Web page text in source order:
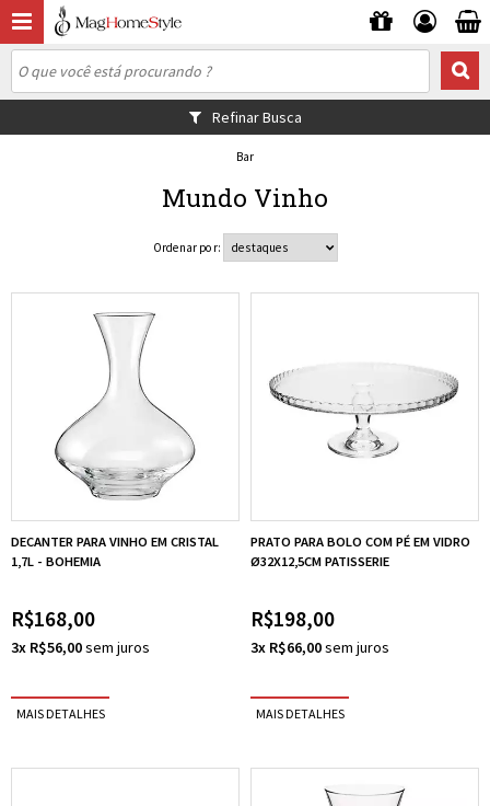
Refinar Busca
Bar
Mundo Vinho
Ordenar por:
DECANTER PARA VINHO EM CRISTAL
1,7L - BOHEMIA
R$168,00
3x R$56,00
PRATO PARA BOLO COM PÉ EM VIDRO
Ø32X12,5CM PATISSERIE
R$198,00
3x R$66,00